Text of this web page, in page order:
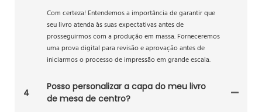
Com certeza! Entendemos a importância de garantir que
seu livro atenda às suas expectativas antes de
prosseguirmos com a produção em massa. Forneceremos
uma prova digital para revisão e aprovação antes de
iniciarmos o processo de impressão em grande escala.
4
Posso personalizar a capa do meu livro
de mesa de centro?